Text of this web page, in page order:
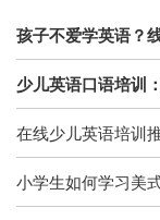
孩子不爱学英语？
少儿英语口语培训
在线少儿英语培训
小学生如何学习美